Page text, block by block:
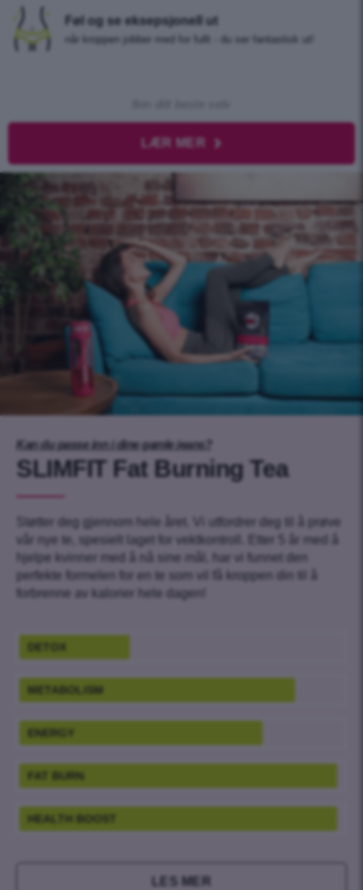
Føl og se eksepsjonell ut
når kroppen jobber med for fullt - du ser fantastisk ut!
LÆR MER
SLIMFIT Fat Burning Tea
Kan du passe inn i dine gamle jeans?
Støtter deg gjennom hele året. Vi utfordrer deg til å prøve
vår nye te, spesielt laget for vektkontroll. Etter 5 år med å
hjelpe kvinner med å nå sine mål, har vi funnet den
perfekte formelen for en te som vil få kroppen din til å
forbrenne av kalorier hele dagen!
DETOX
METABOLISM
ENERGY
FAT BURN
HEALTH BOOST
LES MER